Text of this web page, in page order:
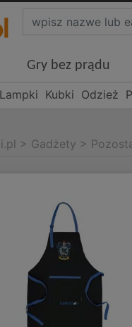
Gry bez prądu
Lampki Kubki Odzież
> Gadżety >